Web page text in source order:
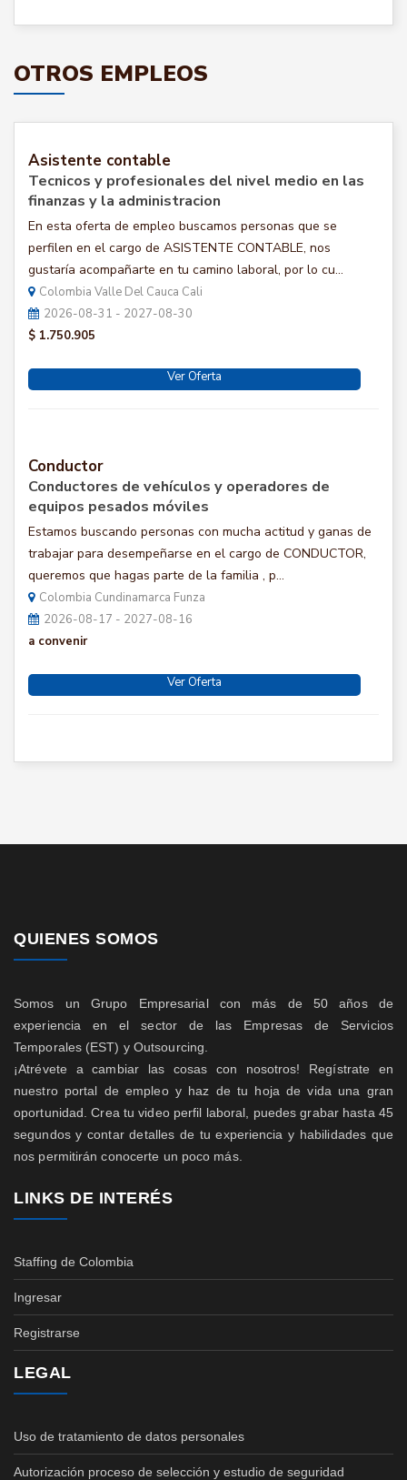
OTROS EMPLEOS
Asistente contable
Tecnicos y profesionales del nivel medio en las
finanzas y la administracion
En esta oferta de empleo buscamos personas que se
perfilen en el cargo de ASISTENTE CONTABLE, nos
gustaría acompañarte en tu camino laboral, por lo cu...
Colombia Valle Del Cauca Cali
2026-08-31 - 2027-08-30
$ 1.750.905
Ver Oferta
Conductor
Conductores de vehículos y operadores de
equipos pesados móviles
Estamos buscando personas con mucha actitud y ganas de
trabajar para desempeñarse en el cargo de CONDUCTOR,
queremos que hagas parte de la familia , p...
Colombia Cundinamarca Funza
2026-08-17 - 2027-08-16
a convenir
Ver Oferta
QUIENES SOMOS
Somos un Grupo Empresarial con más de 50 años de
experiencia en el sector de las Empresas de Servicios
Temporales (EST) y Outsourcing.
¡Atrévete a cambiar las cosas con nosotros! Regístrate en
nuestro portal de empleo y haz de tu hoja de vida una gran
oportunidad. Crea tu video perfil laboral, puedes grabar hasta 45
segundos y contar detalles de tu experiencia y habilidades que
nos permitirán conocerte un poco más.
LINKS DE INTERÉS
Staffing de Colombia
Ingresar
Registrarse
LEGAL
Uso de tratamiento de datos personales
Autorización proceso de selección y estudio de seguridad